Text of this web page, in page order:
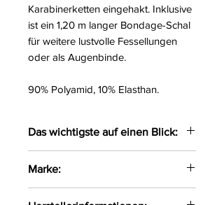
Karabinerketten eingehakt. Inklusive
ist ein 1,20 m langer Bondage-Schal
für weitere lustvolle Fessellungen
oder als Augenbinde.
90% Polyamid, 10% Elasthan.
Das wichtigste auf einen Blick:
Bondage-Schal
Inklusive 2 Armfesseln
Marke: